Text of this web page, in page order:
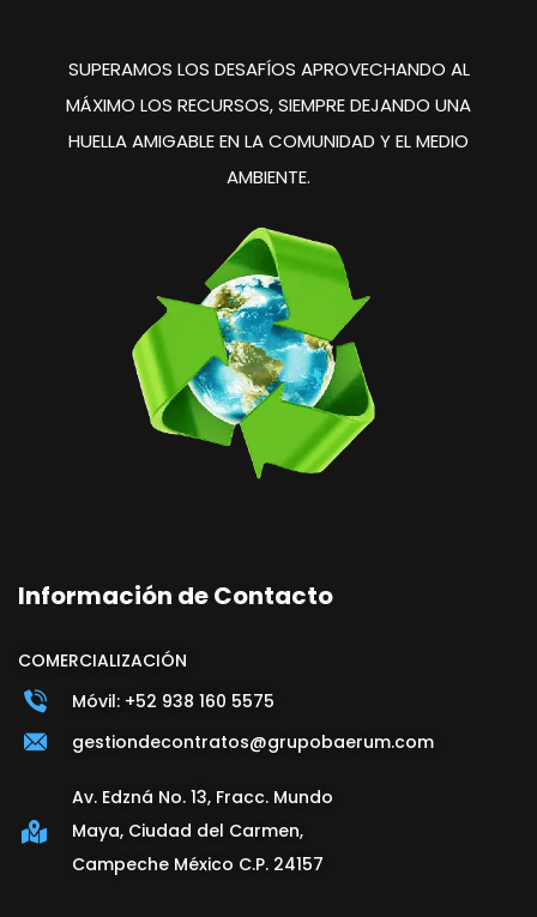
SUPERAMOS LOS DESAFÍOS APROVECHANDO AL
MÁXIMO LOS RECURSOS, SIEMPREDEJANDO UNA
HUELLAAMIGABLE EN LA COMUNIDAD Y EL MEDIO
AMBIENTE.
Información de Contacto
COMERCIALIZACIÓN
Móvil: +52 938 160 5575
gestiondecontratos@grupobaerum.com
Av. Edzná No. 13, Fracc. Mundo
Maya, Ciudad del Carmen,
Campeche México C.P. 24157